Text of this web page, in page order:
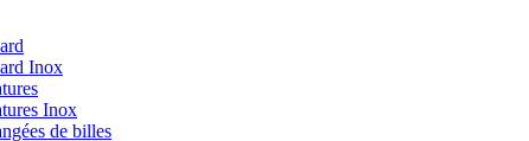
Inox
Inox
de billes